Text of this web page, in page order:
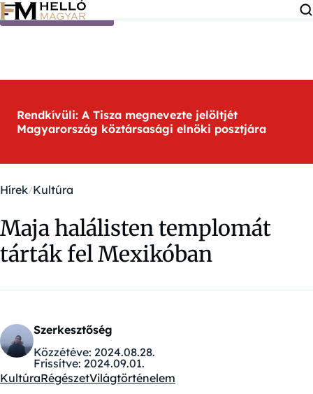
Ugrás a tartalomra
Rendkívüli: A Tisza megnevezte jelöltjét
Magyarország köztársasági elnöki posztjára
Hírek Kultúra
Maja halálisten templomát
tárták fel Mexikóban
Szerkesztőség
Közzétéve: 2024.08.28.
Frissítve: 2024.09.01.
Kategóriák:
KultúraRégészetVilágtörténelem